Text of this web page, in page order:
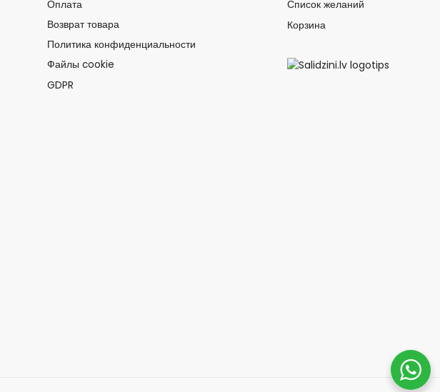
Оплата
Возврат товара
Политика конфиденциальности
Файлы cookie
GDPR
Список желаний
Корзина